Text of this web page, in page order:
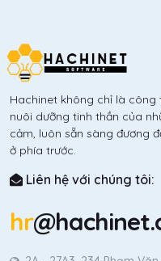
Hachinet không chỉ là
nuôi dưỡng tinh thần của
cảm, luôn sẵn sàng đương
ở phía trước.
Liên hệ với chúng tôi:
hr